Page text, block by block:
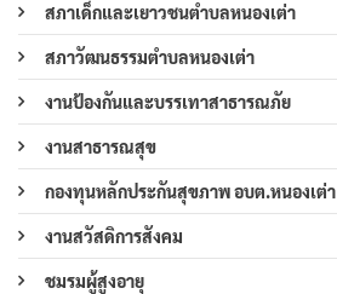
สภาเด็กและเยาวชนตำบลหนองเต่า
สภาวัฒนธรรมตำบลหนองเต่า
งานป้องกันและบรรเทาสาธารณภัย
งานสาธารณสุข
กองทุนหลักประกันสุขภาพ อบต.หนองเต่า
งานสวัสดิการสังคม
ชมรมผู้สูงอายุ